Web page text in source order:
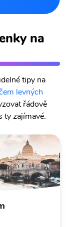
na
tipy na
levných
řádově
ty zajímavé.